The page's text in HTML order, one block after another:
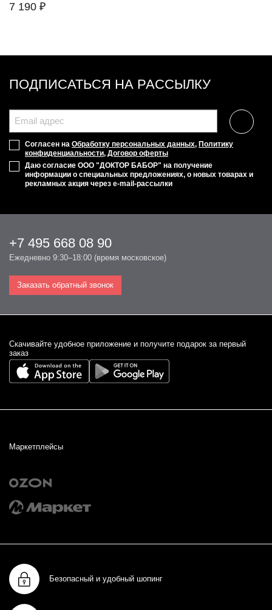
7 190 ₽
ПОДПИСАТЬСЯ НА РАССЫЛКУ
Согласен на Обработку персональных данных, Политику
конфиденциальности, Договор оферты
Даю согласие ООО "ДОКТОР БАБОР" на получение
информации о специальных предложениях, о новых товарах и
рекламных акция через e-mail-рассылки
+7 495 668 08 90
Ежедневно 9:30–18:00 (время московское)
Заказать обратный звонок
Cкачивайте удобное приложение и получите подарок за первый
заказ
Маркетплейсы
Безопасный и удобный шопинг